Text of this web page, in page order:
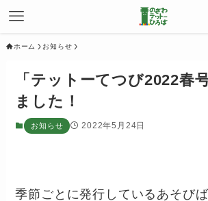
ホーム お知らせ
「テットーてつび2022春
ました！
お知らせ 2022年5月24日
季節ごとに発行しているあそび